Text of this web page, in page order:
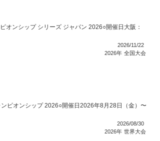
オンシップ シリーズ ジャパン 2026○開催日大阪：
2026/11/22
2026年 全国大会
ピオンシップ 2026○開催日2026年8月28日（金）〜
2026/08/30
2026年 世界大会